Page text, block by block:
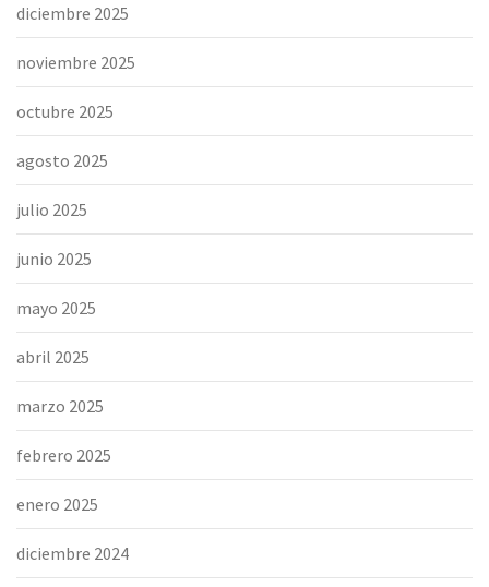
diciembre 2025
noviembre 2025
octubre 2025
agosto 2025
julio 2025
junio 2025
mayo 2025
abril 2025
marzo 2025
febrero 2025
enero 2025
diciembre 2024